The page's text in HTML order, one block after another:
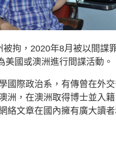
拘，2020年8月被以間諜
國或澳洲進行間諜活動。
國際政治系，有傳曾在外
洲，在澳洲取得博士並入
絡文章在國內擁有廣大讀